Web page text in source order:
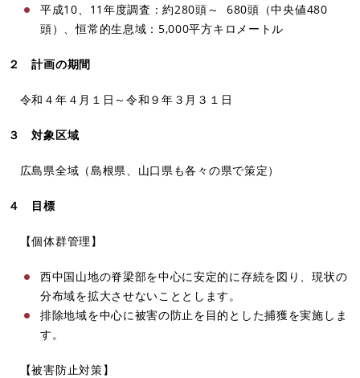
平成10、11年度調査：約280頭～ 680頭（中央値480
頭）、恒常的生息域：5,000平方キロメートル
２ 計画の期間
令和４年４月１日～令和９年３月３１日
３ 対象区域
広島県全域（島根県、山口県も各々の県で策定）
４ 目標
【個体群管理】
西中国山地の脊梁部を中心に安定的に存続を図り、現状の
分布域を拡大させないこととします。
排除地域を中心に被害の防止を目的とした捕獲を実施しま
す。
【被害防止対策】